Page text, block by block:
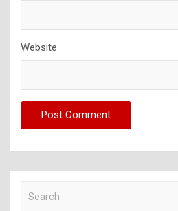
Website